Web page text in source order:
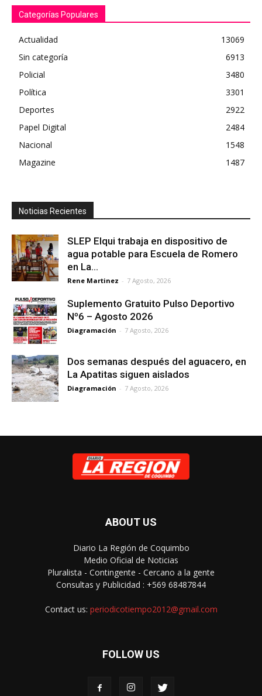
Categorías Populares
Actualidad
13069
Sin categoría
6913
Policial
3480
Política
3301
Deportes
2922
Papel Digital
2484
Nacional
1548
Magazine
1487
Noticias Recientes
SLEP Elqui trabaja en dispositivo de
agua potable para Escuela de Romero
en La...
Rene Martinez - 7 Agosto, 2026
Suplemento Gratuito Pulso Deportivo
Nº6 – Agosto 2026
Diagramación - 7 Agosto, 2026
Dos semanas después del aguacero, en
La Apatitas siguen aislados
Diagramación - 7 Agosto, 2026
ABOUT US
Diario La Región de Coquimbo
Medio Oficial de Noticias
Pluralista - Contingente - Cercano a la gente
Consultas y Publicidad : +569 68487844
Contact us: periodicotiempo2012@gmail.com
FOLLOW US